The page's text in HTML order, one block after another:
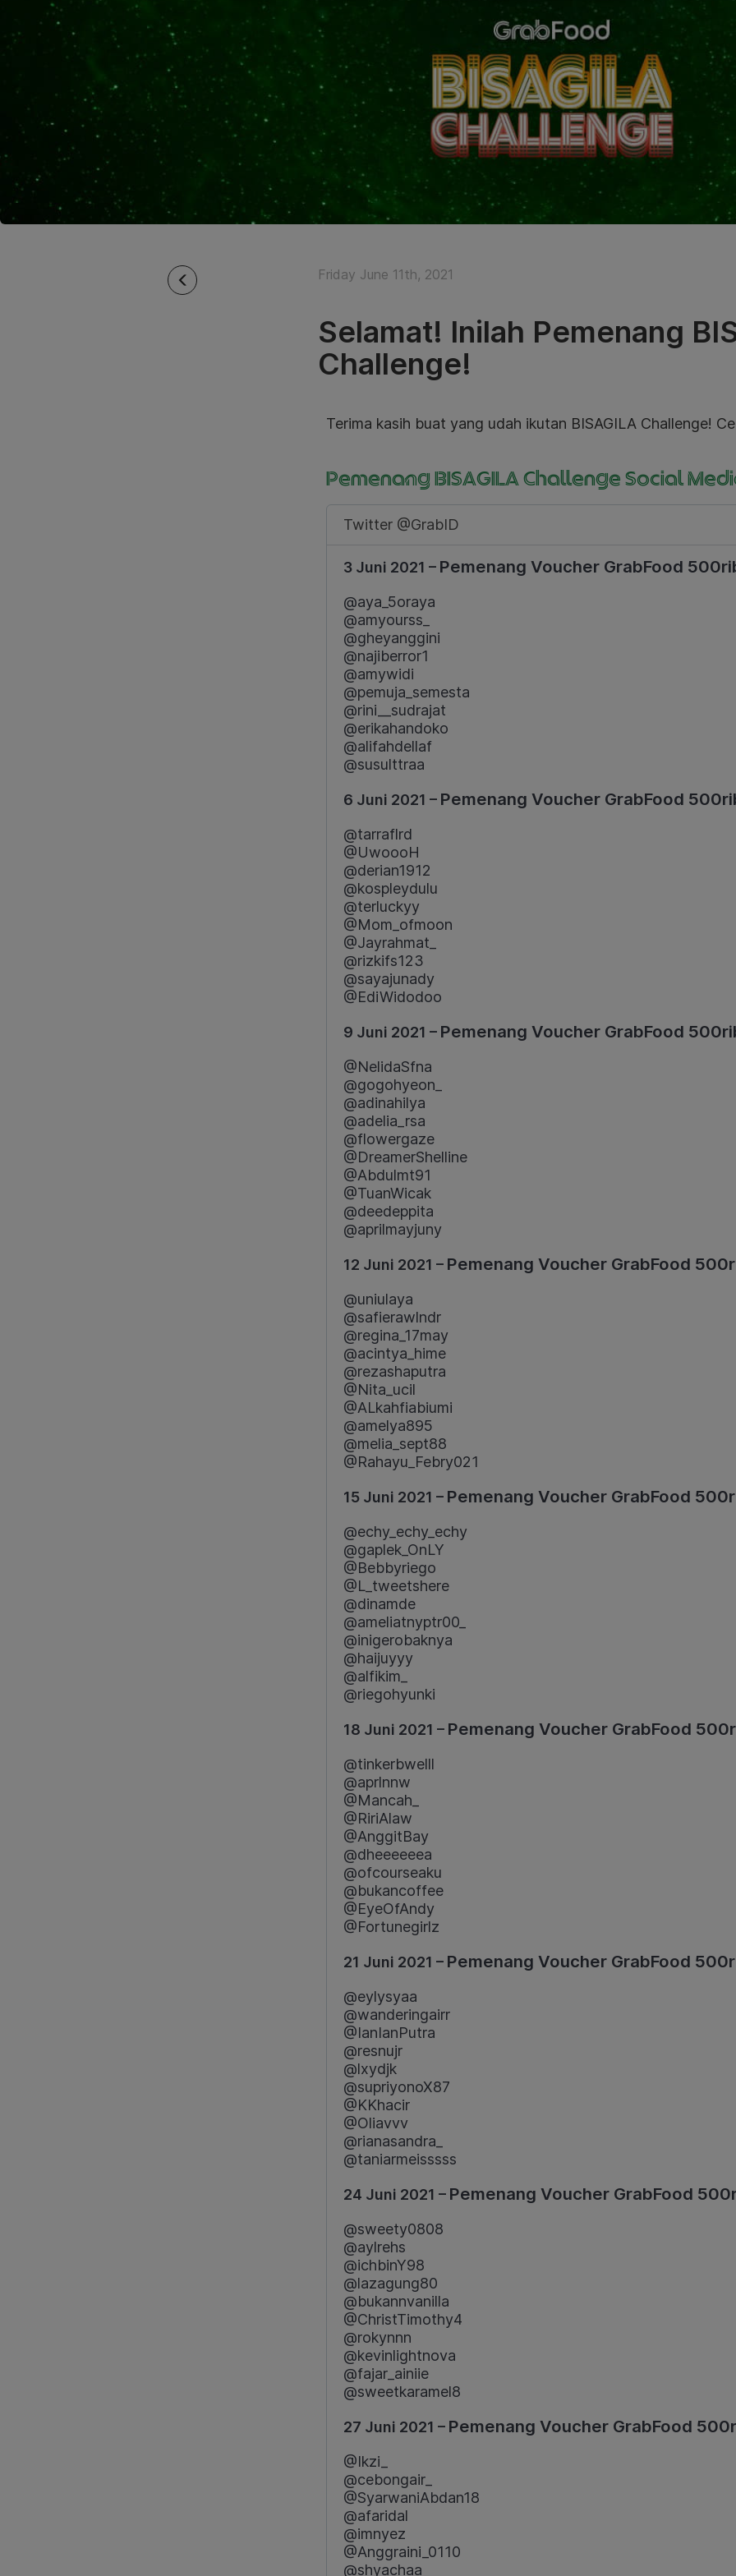
Friday June 11th, 2021
Selamat! Inilah Pemenang
Challenge!
Terima kasih buat yang udah ikutan BISAGILA Challenge!
Pemenang BISAGILA Challenge Social
Twitter @GrabID
3 Juni 2021 – Pemenang Voucher GrabFood
@aya_5oraya
@amyourss_
@gheyanggini
@najiberror1
@amywidi
@pemuja_semesta
@rini__sudrajat
@erikahandoko
@alifahdellaf
@susulttraa
6 Juni 2021 – Pemenang Voucher GrabFood
@tarraflrd
@UwoooH
@derian1912
@kospleydulu
@terluckyy
@Mom_ofmoon
@Jayrahmat_
@rizkifs123
@sayajunady
@EdiWidodoo
9 Juni 2021 – Pemenang Voucher GrabFood
@NelidaSfna
@gogohyeon_
@adinahilya
@adelia_rsa
@flowergaze
@DreamerShelline
@Abdulmt91
@TuanWicak
@deedeppita
@aprilmayjuny
12 Juni 2021 – Pemenang Voucher GrabFood
@uniulaya
@safierawlndr
@regina_17may
@acintya_hime
@rezashaputra
@Nita_ucil
@ALkahfiabiumi
@amelya895
@melia_sept88
@Rahayu_Febry021
15 Juni 2021 – Pemenang Voucher GrabFood
@echy_echy_echy
@gaplek_OnLY
@Bebbyriego
@L_tweetshere
@dinamde
@ameliatnyptr00_
@inigerobaknya
@haijuyyy
@alfikim_
@riegohyunki
18 Juni 2021 – Pemenang Voucher GrabFood
@tinkerbwelll
@aprlnnw
@Mancah_
@RiriAlaw
@AnggitBay
@dheeeeeea
@ofcourseaku
@bukancoffee
@EyeOfAndy
@Fortunegirlz
21 Juni 2021 – Pemenang Voucher GrabFood
@eylysyaa
@wanderingairr
@IanIanPutra
@resnujr
@lxydjk
@supriyonoX87
@KKhacir
@Oliavvv
@rianasandra_
@taniarmeisssss
24 Juni 2021 – Pemenang Voucher GrabFood
@sweety0808
@aylrehs
@ichbinY98
@lazagung80
@bukannvanilla
@ChristTimothy4
@rokynnn
@kevinlightnova
@fajar_ainiie
@sweetkaramel8
27 Juni 2021 – Pemenang Voucher GrabFood
@Ikzi_
@cebongair_
@SyarwaniAbdan18
@afaridal
@imnyez
@Anggraini_0110
@shyachaa